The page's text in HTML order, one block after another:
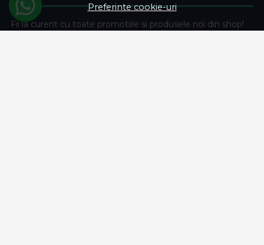
Preferinte cookie-uri
Fii la curent cu toate promotiile si produsele noi din shop!